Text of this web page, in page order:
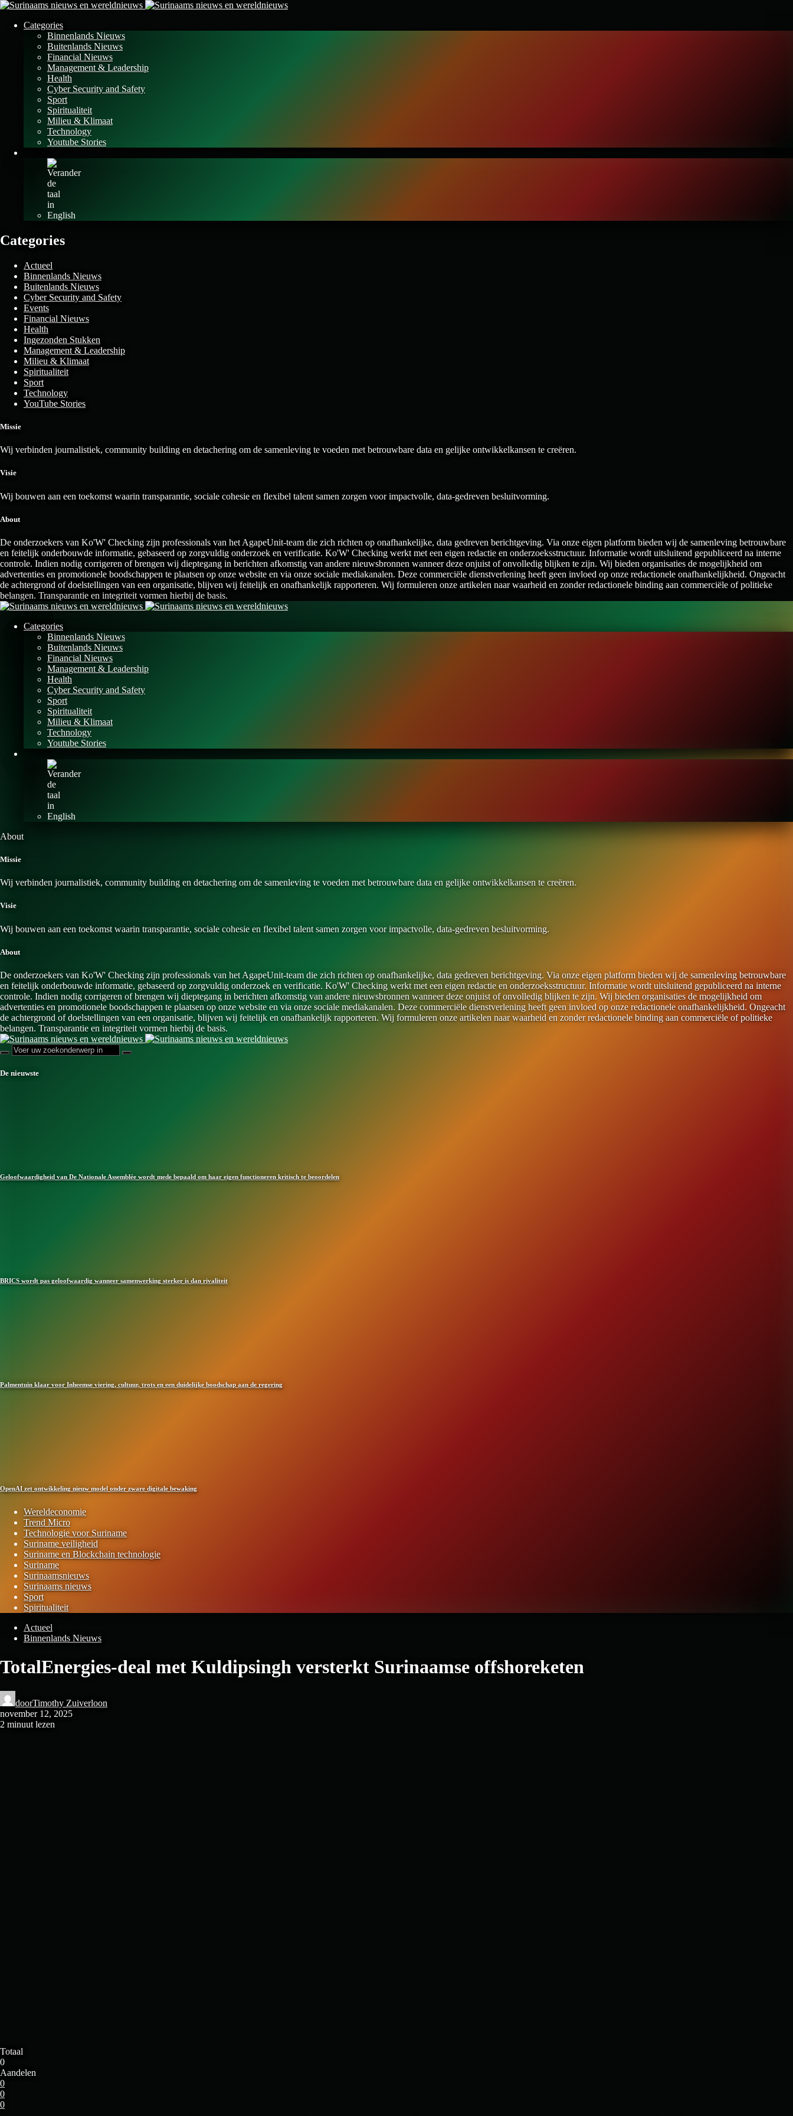
Categories
Binnenlands Nieuws
Buitenlands Nieuws
Financial Nieuws
Management & Leadership
Health
Cyber Security and Safety
Sport
Spiritualiteit
Milieu & Klimaat
Technology
Youtube Stories
Categories
Actueel
Binnenlands Nieuws
Buitenlands Nieuws
Cyber Security and Safety
Events
Financial Nieuws
Health
Ingezonden Stukken
Management & Leadership
Milieu & Klimaat
Spiritualiteit
Sport
Technology
YouTube Stories
Missie
Wij verbinden journalistiek, community building en detachering om de samenleving te voeden met betrouwbare data en gelijke ontwikkelkansen te creëren.
Visie
Wij bouwen aan een toekomst waarin transparantie, sociale cohesie en flexibel talent samen zorgen voor impactvolle, data-gedreven besluitvorming.
About
De onderzoekers van Ko'W' Checking zijn professionals van het AgapeUnit-team die zich richten op onafhankelijke, data gedreven berichtgeving. Via onze eigen platform bieden wij de samenleving betrouwbare
en feitelijk onderbouwde informatie, gebaseerd op zorgvuldig onderzoek en verificatie. Ko'W' Checking werkt met een eigen redactie en onderzoeksstructuur. Informatie wordt uitsluitend gepubliceerd na interne
controle. Indien nodig corrigeren of brengen wij dieptegang in berichten afkomstig van andere nieuwsbronnen wanneer deze onjuist of onvolledig blijken te zijn. Wij bieden organisaties de mogelijkheid om
advertenties en promotionele boodschappen te plaatsen op onze website en via onze sociale mediakanalen. Deze commerciële dienstverlening heeft geen invloed op onze redactionele onafhankelijkheid. Ongeacht
de achtergrond of doelstellingen van een organisatie, blijven wij feitelijk en onafhankelijk rapporteren. Wij formuleren onze artikelen naar waarheid en zonder redactionele binding aan commerciële of politieke
belangen. Transparantie en integriteit vormen hierbij de basis.
Categories
Binnenlands Nieuws
Buitenlands Nieuws
Financial Nieuws
Management & Leadership
Health
Cyber Security and Safety
Sport
Spiritualiteit
Milieu & Klimaat
Technology
Youtube Stories
About
Missie
Wij verbinden journalistiek, community building en detachering om de samenleving te voeden met betrouwbare data en gelijke ontwikkelkansen te creëren.
Visie
Wij bouwen aan een toekomst waarin transparantie, sociale cohesie en flexibel talent samen zorgen voor impactvolle, data-gedreven besluitvorming.
About
De onderzoekers van Ko'W' Checking zijn professionals van het AgapeUnit-team die zich richten op onafhankelijke, data gedreven berichtgeving. Via onze eigen platform bieden wij de samenleving betrouwbare
en feitelijk onderbouwde informatie, gebaseerd op zorgvuldig onderzoek en verificatie. Ko'W' Checking werkt met een eigen redactie en onderzoeksstructuur. Informatie wordt uitsluitend gepubliceerd na interne
controle. Indien nodig corrigeren of brengen wij dieptegang in berichten afkomstig van andere nieuwsbronnen wanneer deze onjuist of onvolledig blijken te zijn. Wij bieden organisaties de mogelijkheid om
advertenties en promotionele boodschappen te plaatsen op onze website en via onze sociale mediakanalen. Deze commerciële dienstverlening heeft geen invloed op onze redactionele onafhankelijkheid. Ongeacht
de achtergrond of doelstellingen van een organisatie, blijven wij feitelijk en onafhankelijk rapporteren. Wij formuleren onze artikelen naar waarheid en zonder redactionele binding aan commerciële of politieke
belangen. Transparantie en integriteit vormen hierbij de basis.
De nieuwste
Geloofwaardigheid van De Nationale Assemblée wordt mede bepaald om haar eigen functioneren kritisch te beoordelen
BRICS wordt pas geloofwaardig wanneer samenwerking sterker is dan rivaliteit
Palmentuin klaar voor Inheemse viering, cultuur, trots en een duidelijke boodschap aan de regering
OpenAI zet ontwikkeling nieuw model onder zware digitale bewaking
Wereldeconomie
Trend Micro
Technologie voor Suriname
Suriname veiligheid
Suriname en Blockchain technologie
Suriname
Surinaamsnieuws
Surinaams nieuws
Sport
Spiritualiteit
Actueel
Binnenlands Nieuws
TotalEnergies-deal met Kuldipsingh versterkt Surinaamse offshoreketen
doorTimothy Zuiverloon
november 12, 2025
2 minuut lezen
Totaal
0
Aandelen
0
0
0